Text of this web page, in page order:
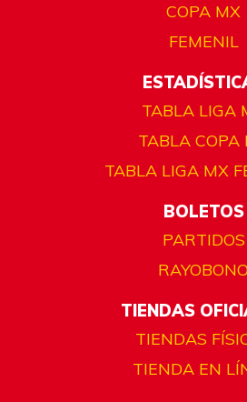
COPA MX
FEMENIL
TABLA LIGA
TABLA COPA
TABLA LIGA MX
BOLETOS
PARTIDOS
RAYOBONO
TIENDAS
TIENDAS
TIENDA EN